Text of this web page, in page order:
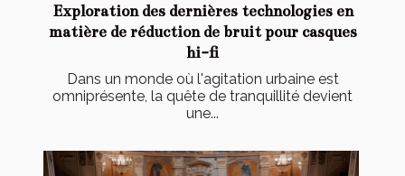
Exploration des dernières technologies en
matière de réduction de bruit pour casques
hi-fi
Dans un monde où l'agitation urbaine est
omniprésente, la quête de tranquillité devient
une...